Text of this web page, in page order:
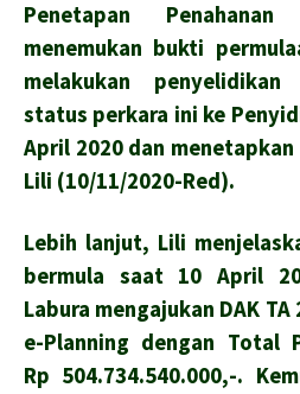
Penetapan
menemukan bukti
melakukan
status perkara ini ke
April 2020 dan
Lili (10/11/2020-Red).
Lebih lanjut, Lili
bermula saat 10 April
Labura mengajukan DAK
e-Planning dengan Total
Rp 504.734.540.000,-.